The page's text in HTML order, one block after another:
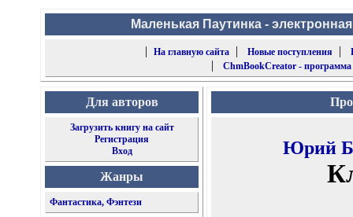
Маленькая Паутинка -
|
На главную сайта| Новые поступления |
| ChmBookCreator -
Для авторов
Загрузить книгу на сайт
Регистрация
Вход
Жанры
Фантастика, Фэнтези
Юрий